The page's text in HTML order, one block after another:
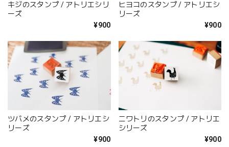
キジのスタンプ / アトリエシリ
ーズ
¥900
ヒヨコのスタンプ / アトリエシ
リーズ
¥900
ツバメのスタンプ / アトリエシ
リーズ
¥900
ニワトリのスタンプ / アトリエ
シリーズ
¥900